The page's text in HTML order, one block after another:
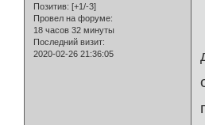
Позитив: [+1/-3]
Провел на форуме:
18 часов 32 минуты
Последний визит:
2020-02-26 21:36:05